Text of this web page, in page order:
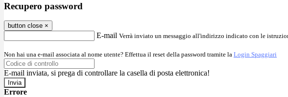
Recupero password
button close ×
E-mail Verrà inviato un messaggio all'indirizzo indicato con le
Non hai una e-mail associata al nome utente? Effettua il reset della password tramite la Login Spaggiari
E-mail inviata, si prega di controllare la casella di posta elettronica!
Errore